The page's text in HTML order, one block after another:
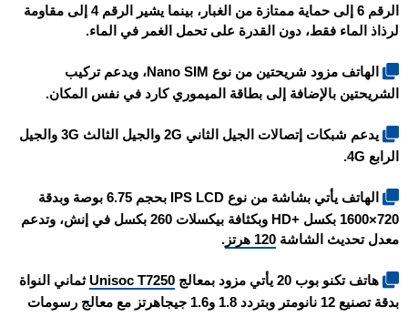
الرقم 6 إلى حماية ممتازة من الغبار، بينما يشير الرقم 4 إلى مقاومة
لرذاذ الماء فقط، دون القدرة على تحمل الغمر في الماء.
الهاتف مزود شريحتين من نوع Nano SIM، ويدعم تركيب
الشريحتين بالإضافة إلى بطاقة الميموري كارد في نفس المكان.
يدعم شبكات إتصالات الجيل الثاني 2G والجيل الثالث 3G والجيل
الرابع 4G.
الهاتف يأتي بشاشة من نوع IPS LCD بحجم 6.75 بوصة وبدقة
720×1600 بكسل +HD وبكثافة بيكسلات 260 بكسل في إنش، وتدعم
معدل تحديث الشاشة 120 هرتز .
هاتفتكنو بوب 20 يأتي مزود بمعالج Unisoc T7250ثماني النواة
بدقة تصنيع 12 نانومتر وبتردد 1.8 و1.6 جيجاهرتز مع معالج رسومات